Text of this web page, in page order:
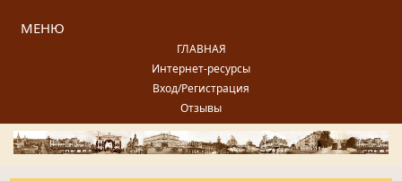
МЕНЮ
ГЛАВНАЯ
Интернет-ресурсы
Вход/Регистрация
Отзывы